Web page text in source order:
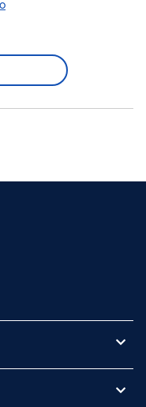
ênfase nos vetores da
estudos taxonômicos
necessário,
às medidas de
a...